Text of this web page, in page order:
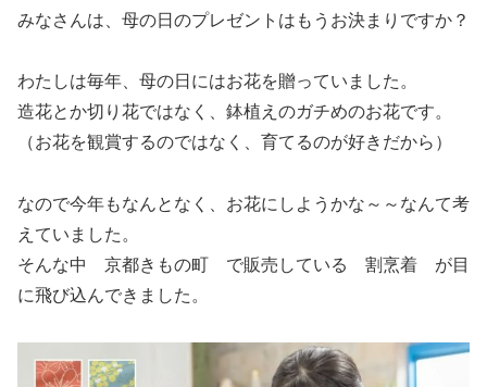
みなさんは、母の日のプレゼントはもうお決まりですか？
わたしは毎年、母の日にはお花を贈っていました。
造花とか切り花ではなく、鉢植えのガチめのお花です。
（お花を観賞するのではなく、育てるのが好きだから）
なので今年もなんとなく、お花にしようかな～～なんて考
えていました。
そんな中 京都きもの町 で販売している 割烹着 が目
に飛び込んできました。